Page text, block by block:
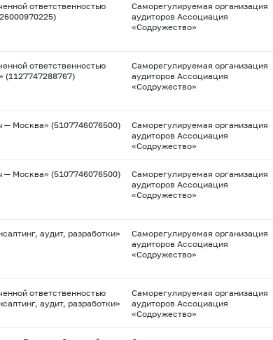
ответственностью
Саморегулируемая организация
аудиторов Ассоциация
«Содружество»
ответственностью
(1127747288767)
Саморегулируемая организация
аудиторов Ассоциация
«Содружество»
— Москва» (5107746076500)
Саморегулируемая организация
аудиторов Ассоциация
«Содружество»
— Москва» (5107746076500)
Саморегулируемая организация
аудиторов Ассоциация
«Содружество»
аудит, разработки»
Саморегулируемая организация
аудиторов Ассоциация
«Содружество»
ответственностью
аудит, разработки»
Саморегулируемая организация
аудиторов Ассоциация
«Содружество»